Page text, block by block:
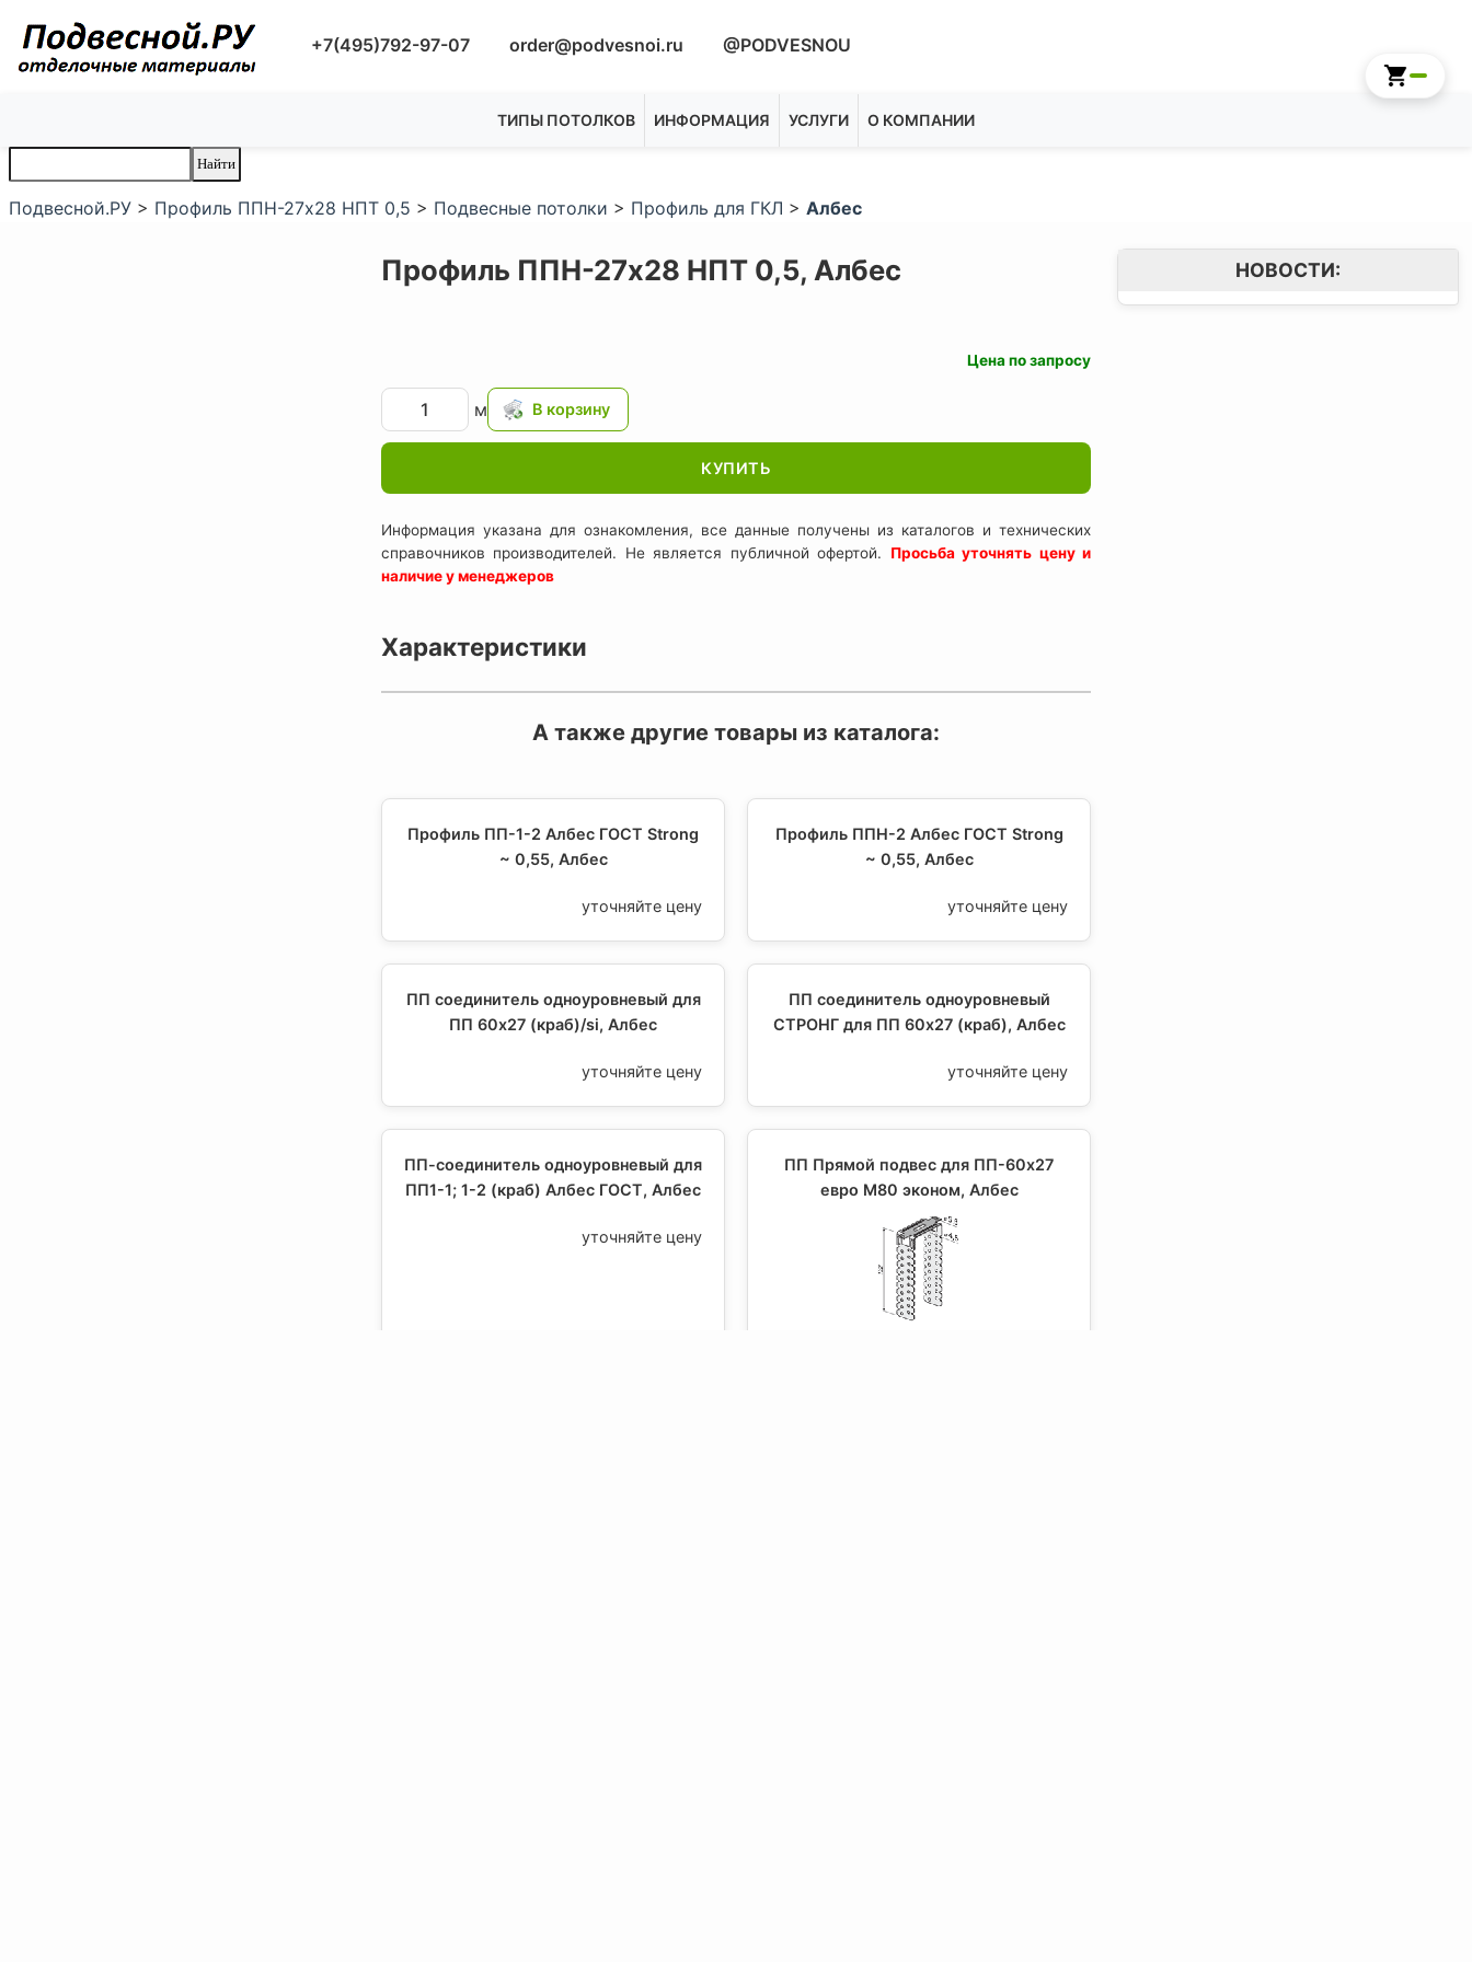
+7(495)792-97-07 order@podvesnoi.ru @PODVESNOU
ТИПЫ ПОТОЛКОВ ИНФОРМАЦИЯ УСЛУГИ О КОМПАНИИ
Подвесной.РУ > Профиль ППН-27х28 НПТ 0,5 > Подвесные потолки > Профиль для ГКЛ > Албес
Профиль ППН-27х28 НПТ 0,5, Албес
Цена по запросу
м
КУПИТЬ
Информация указана для ознакомления, все данные получены из каталогов и технических
справочников производителей. Не является публичной офертой. Просьба уточнять цену и
наличие у менеджеров
Характеристики
А также другие товары из каталога:
Профиль ПП-1-2 Албес ГОСТ Strong
~ 0,55, Албес
уточняйте цену
Профиль ППН-2 Албес ГОСТ Strong
~ 0,55, Албес
уточняйте цену
ПП соединитель одноуровневый для
ПП 60х27 (краб)/si, Албес
уточняйте цену
ПП соединитель одноуровневый
СТРОНГ для ПП 60х27 (краб), Албес
уточняйте цену
ПП-соединитель одноуровневый для
ПП1-1; 1-2 (краб) Албес ГОСТ, Албес
уточняйте цену
ПП Прямой подвес для ПП-60х27
евро М80 эконом, Албес
НОВОСТИ: